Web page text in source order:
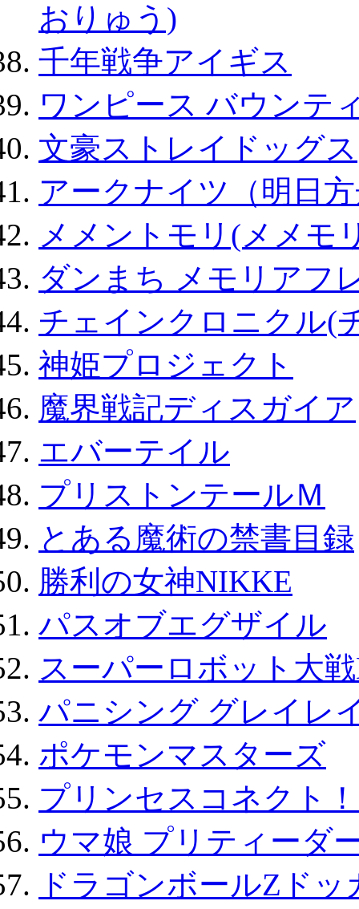
おりゅう)
千年戦争アイギス
ワンピース バウンテ
文豪ストレイドッグス
アークナイツ（明日
メメントモリ(メメモ
ダンまち メモリアフ
チェインクロニクル(
神姫プロジェクト
魔界戦記ディスガイア
エバーテイル
プリストンテールＭ
とある魔術の禁書目録
勝利の女神NIKKE
パスオブエグザイル
スーパーロボット大
パニシング グレイレ
ポケモンマスターズ
プリンセスコネクト
ウマ娘 プリティーダ
ドラゴンボールZド